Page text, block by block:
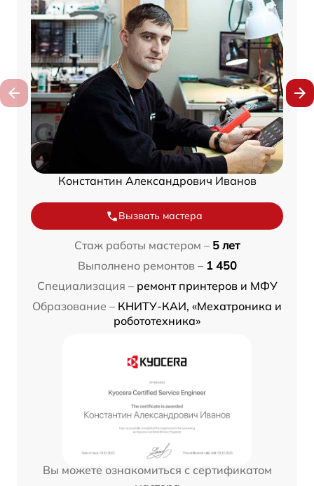
Константин Александрович Иванов
Вызвать мастера
Стаж работы мастером – 5 лет
Выполнено ремонтов – 1 450
Специализация – ремонт принтеров и МФУ
Образование – КНИТУ-КАИ, «Мехатроника и
робототехника»
Вы можете ознакомиться с сертификатом